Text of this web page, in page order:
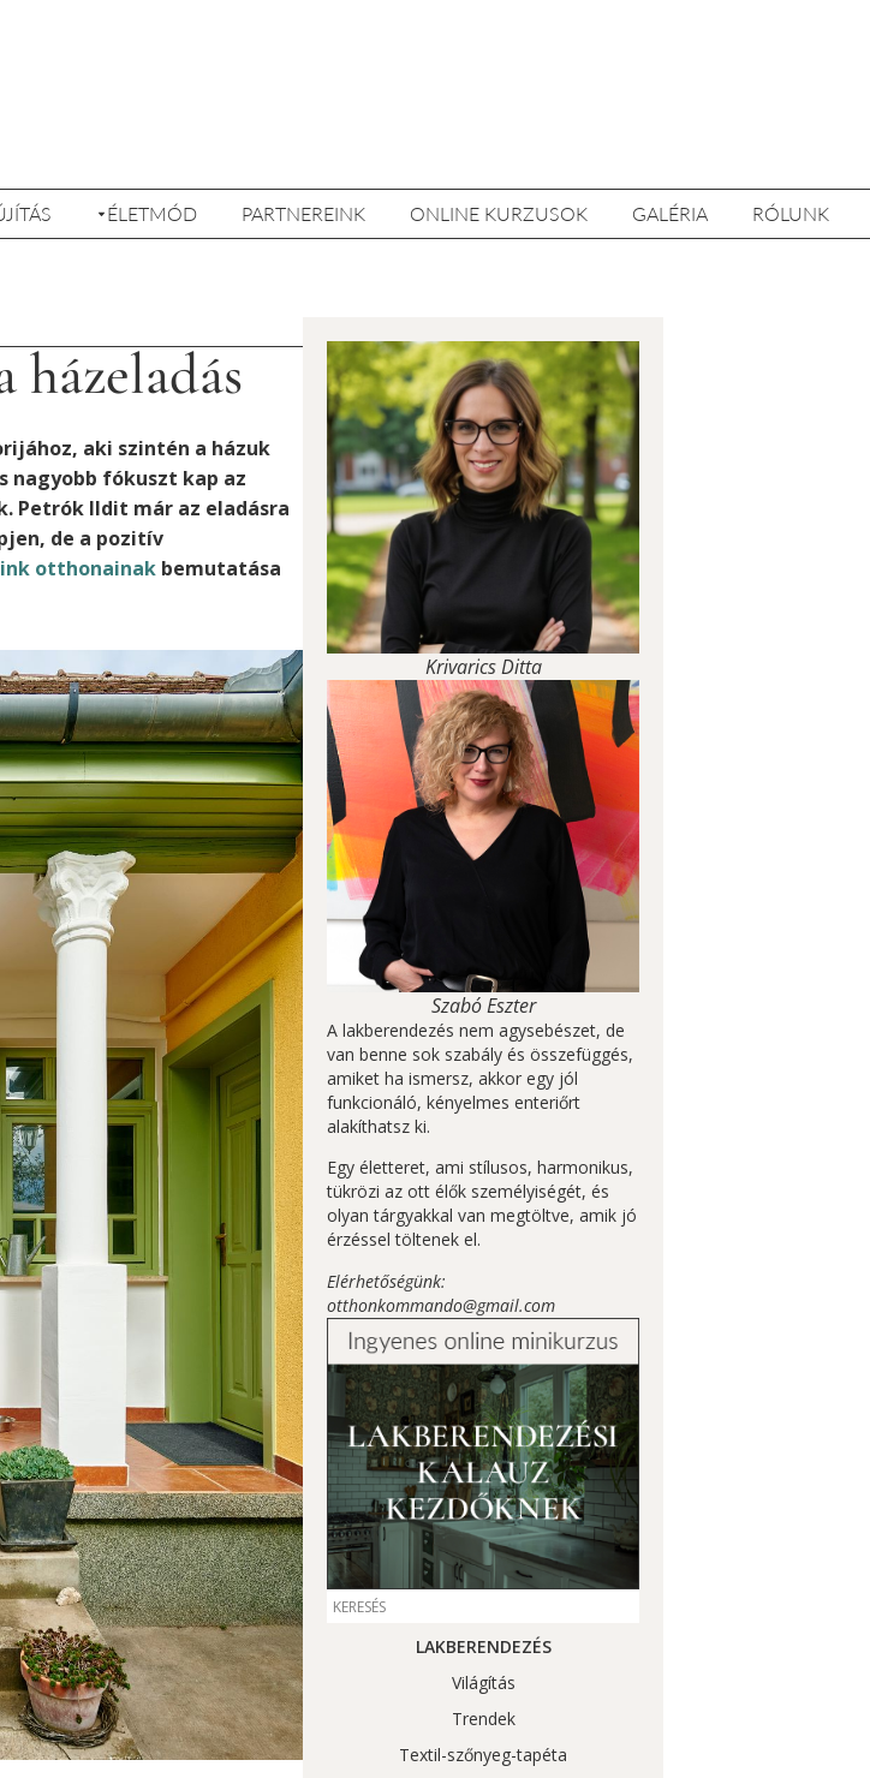
ÉLETMÓD PARTNEREINK ONLINE KURZUSOK GALÉRIA RÓLUNK
aki szintén a házuk
nagyobb fókuszt kap az
Petrók Ildit már az eladásra
de a pozitív
otthonainak bemutatása
Krivarics Ditta
Szabó Eszter
A lakberendezés nem agysebészet, de
van benne sok szabály és összefüggés,
amiket ha ismersz, akkor egy jól
funkcionáló, kényelmes enteriőrt
alakíthatsz ki.
Egy életteret, ami stílusos, harmonikus,
tükrözi az ott élők személyiségét, és
olyan tárgyakkal van megtöltve, amik jó
érzéssel töltenek el.
Elérhetőségünk:
otthonkommando@gmail.com
LAKBERENDEZÉS
Világítás
Trendek
Textil-szőnyeg-tapéta